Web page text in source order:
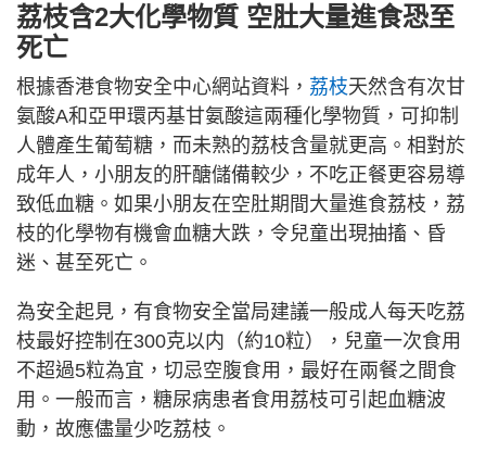
荔枝含2大化學物質 空肚大量進食恐至
死亡
根據香港食物安全中心網站資料， 荔枝天然含有次甘
氨酸A和亞甲環丙基甘氨酸這兩種化學物質，可抑制
人體產生葡萄糖，而未熟的荔枝含量就更高。相對於
成年人，小朋友的肝醣儲備較少，不吃正餐更容易導
致低血糖。如果小朋友在空肚期間大量進食荔枝，荔
枝的化學物有機會血糖大跌，令兒童出現抽搐、昏
迷、甚至死亡。
為安全起見，有食物安全當局建議一般成人每天吃荔
枝最好控制在300克以内（約10粒），兒童一次食用
不超過5粒為宜，切忌空腹食用，最好在兩餐之間食
用。一般而言，糖尿病患者食用荔枝可引起血糖波
動，故應儘量少吃荔枝。